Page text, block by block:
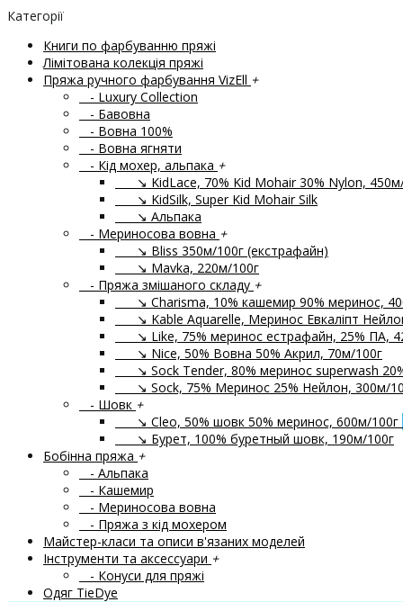
Категорії
Книги по фарбуванню пряжі
Лімітована колекція пряжі
Пряжа ручного фарбування VizEll +
- Luxury Collection
- Бавовна
- Вовна 100%
- Вовна ягняти
- Кід мохер, альпака +
↘ KidLace, 70% Kid Mohair 30% Nylon,
↘ KidSilk, Super Kid Mohair Silk
↘ Альпака
- Мериносова вовна +
↘ Bliss 350м/100г (екстрафайн)
↘ Mavka, 220м/100г
- Пряжа змішаного складу +
↘ Charisma, 10% кашемир 90% меринос,
↘ Kable Aquarelle, Меринос Евкаліпт
↘ Like, 75% меринос естрафайн, 25% ПА,
↘ Nice, 50% Вовна 50% Акрил, 70м/100г
↘ Sock Tender, 80% меринос superwash
↘ Sock, 75% Меринос 25% Нейлон, 300м/
- Шовк +
↘ Cleo, 50% шовк 50% меринос, 600м/100г
↘ Бурет, 100% буретный шовк, 190м/100г
Бобінна пряжа +
- Альпака
- Кашемир
- Мериносова вовна
- Пряжа з кід мохером
Майстер-класи та описи в'язаних моделей
Інструменти та аксессуари +
- Конуси для пряжі
Одяг TieDye